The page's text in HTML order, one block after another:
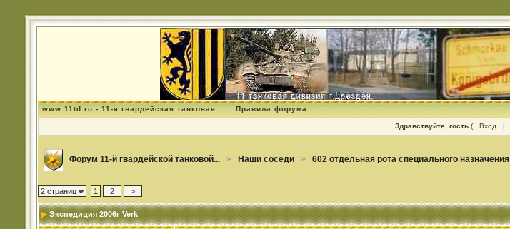
www.11td.ru - 11-я гвардейская танковая... Правила форума
Здравствуйте, гость ( Вход |
Форум 11-й гвардейской танковой... > Наши соседи > 602 отдельная рота специального назначения
2 страниц 1 2 >
Экспедиция 2006г Verk